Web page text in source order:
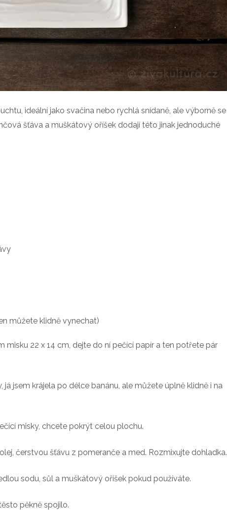
ideální jako svačina nebo rychlá snídaně, ale výborně se
šťáva a muškátový oříšek dodají této jinak jednoduché
můžete klidně vynechat)
misku 22 x 14 cm, dejte do ní pečící papír a ten potřete pár
já jsem krájela po délce banánu, ale můžete úplně klidně i na
misky, chcete pokrýt celou plochu.
čerstvou šťávu z pomeranče a med. Rozmixujte dohladka.
sodu, sůl a muškátový oříšek pokud používáte.
pěkně spojilo.